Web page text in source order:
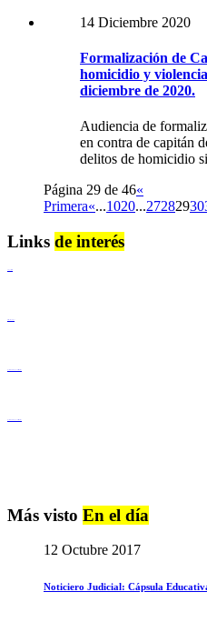
14 Diciembre 2020
Formalización de
homicidio y
diciembre de 2020.
Audiencia de
en contra de capitán
delitos de homicidio
Página 29 de 46«
Primera«...1020...27282930
Links de interés
Más visto En el día
12 Octubre 2017
Noticiero Judicial: Cápsula